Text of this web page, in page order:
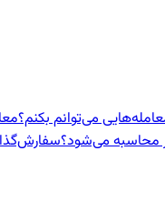
می‌توانم بکنم؟
محاسبه می‌شود؟